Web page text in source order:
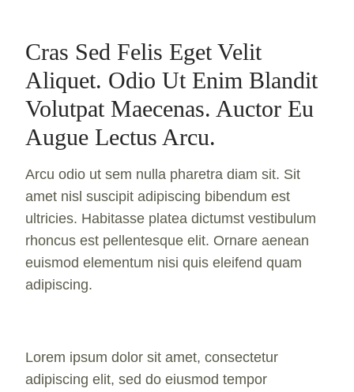
Cras Sed Felis Eget Velit
Aliquet. Odio Ut Enim Blandit
Volutpat Maecenas. Auctor Eu
Augue Lectus Arcu.
Arcu odio ut sem nulla pharetra diam sit. Sit
amet nisl suscipit adipiscing bibendum est
ultricies. Habitasse platea dictumst vestibulum
rhoncus est pellentesque elit. Ornare aenean
euismod elementum nisi quis eleifend quam
adipiscing.
Lorem ipsum dolor sit amet, consectetur
adipiscing elit, sed do eiusmod tempor